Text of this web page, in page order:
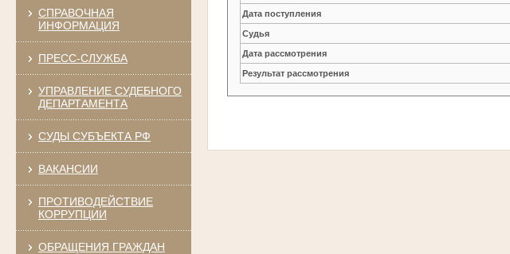
СПРАВОЧНАЯ
ИНФОРМАЦИЯ
ПРЕСС-СЛУЖБА
УПРАВЛЕНИЕ СУДЕБНОГО
ДЕПАРТАМЕНТА
СУДЫ СУБЪЕКТА РФ
ВАКАНСИИ
ПРОТИВОДЕЙСТВИЕ
КОРРУПЦИИ
ОБРАЩЕНИЯ ГРАЖДАН
Дата поступления
Судья
Дата рассмотрения
Результат рассмотрения